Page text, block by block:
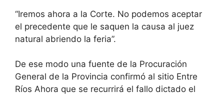
“Iremos ahora a la Corte. No podemos aceptar
el precedente que le saquen la causa al juez
natural abriendo la feria”.
De ese modo una fuente de la Procuración
General de la Provincia confirmó al sitio Entre
Ríos Ahora que se recurrirá el fallo dictado el